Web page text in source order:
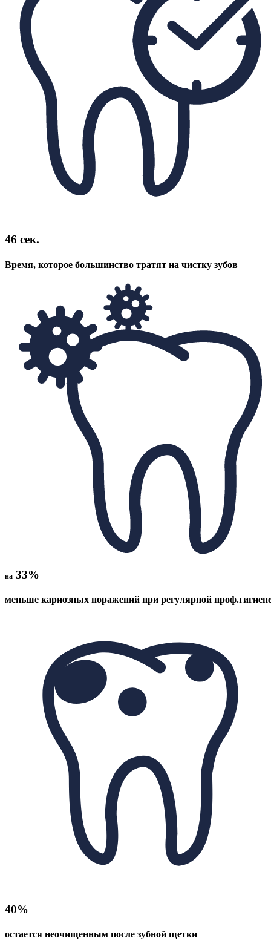
46 сек.
Время, которое большинство тратят на чистку зубов
на 33%
меньше кариозных поражений при регулярной
40%
остается неочищенным после зубной щетки